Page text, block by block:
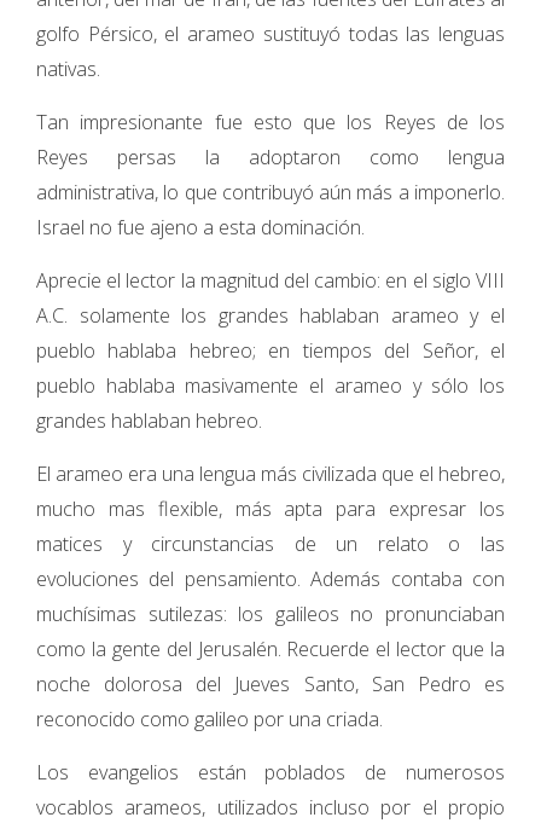
golfo Pérsico, el arameo sustituyó todas las lenguas
nativas.
Tan impresionante fue esto que los Reyes de los
Reyes persas la adoptaron como lengua
administrativa, lo que contribuyó aún más a imponerlo.
Israel no fue ajeno a esta dominación.
Aprecie el lector la magnitud del cambio: en el siglo VIII
A.C. solamente los grandes hablaban arameo y el
pueblo hablaba hebreo; en tiempos del Señor, el
pueblo hablaba masivamente el arameo y sólo los
grandes hablaban hebreo.
El arameo era una lengua más civilizada que el hebreo,
mucho mas flexible, más apta para expresar los
matices y circunstancias de un relato o las
evoluciones del pensamiento. Además contaba con
muchísimas sutilezas: los galileos no pronunciaban
como la gente del Jerusalén. Recuerde el lector que la
noche dolorosa del Jueves Santo, San Pedro es
reconocido como galileo por una criada.
Los evangelios están poblados de numerosos
vocablos arameos, utilizados incluso por el propio